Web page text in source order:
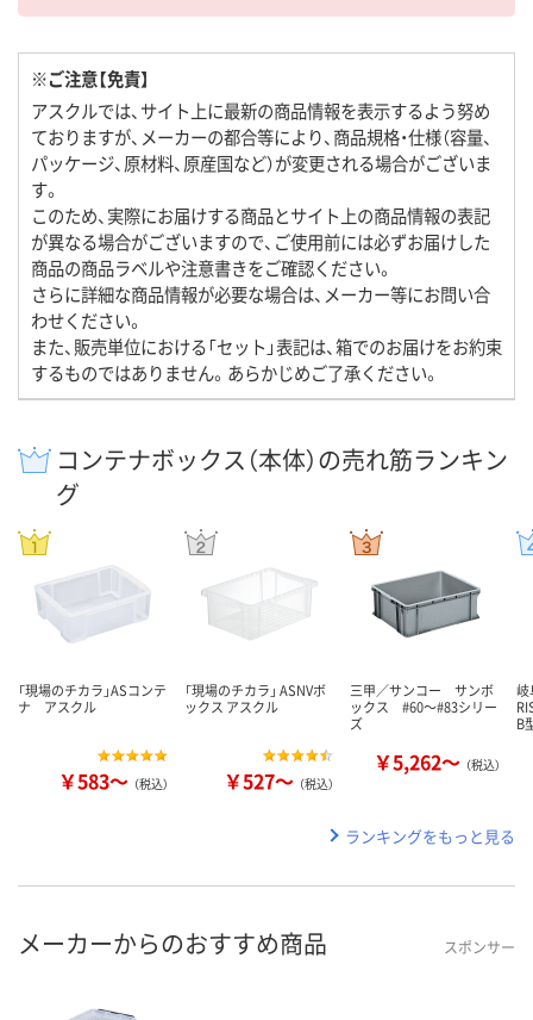
※ご注意【免責】
アスクルでは、サイト上に最新の商品情報を表示するよう努め
ておりますが、メーカーの都合等により、商品規格・仕様（容量、
パッケージ、原材料、原産国など）が変更される場合がございま
す。
このため、実際にお届けする商品とサイト上の商品情報の表記
が異なる場合がございますので、ご使用前には必ずお届けした
商品の商品ラベルや注意書きをご確認ください。
さらに詳細な商品情報が必要な場合は、メーカー等にお問い合
わせください。
また、販売単位における「セット」表記は、箱でのお届けをお約束
するものではありません。あらかじめご了承ください。
コンテナボックス（本体）の売れ筋ランキン
グ
「現場のチカラ」ASコンテ
ナ アスクル
￥583～ （税込）
「現場のチカラ」 ASNVボ
ックス アスクル
￥527～ （税込）
三甲／サンコー サンボ
ックス #60～#83シリー
ズ
￥5,262～ （税込）
岐
B
ランキングをもっと見る
メーカーからのおすすめ商品 スポンサー